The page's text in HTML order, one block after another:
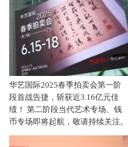
华艺国际2025春季拍卖会第一阶
段首战告捷，斩获近3.16亿元佳
绩！ 第二阶段当代艺术专场、钱
币专场即将起航，敬请持续关注。